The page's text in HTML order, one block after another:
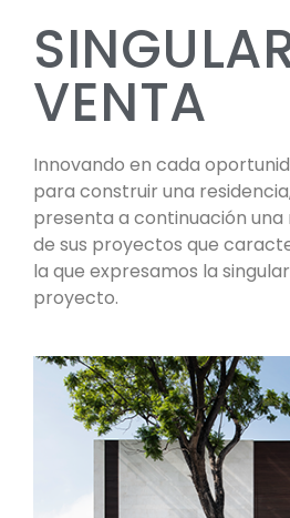
VENTA
Innovando en cada
para construir una
presenta a continuación una
de sus proyectos que
la que expresamos la
proyecto.